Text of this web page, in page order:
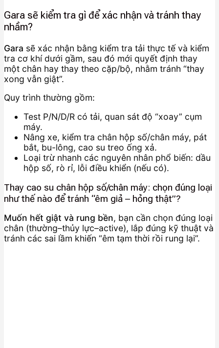
Gara sẽ kiểm tra gì để xác nhận và tránh thay
nhầm?
Gara sẽ xác nhận bằng kiểm tra tải thực tế và kiểm
tra cơ khí dưới gầm, sau đó mới quyết định thay
một chân hay thay theo cặp/bộ, nhằm tránh “thay
xong vẫn giật”.
Quy trình thường gồm:
Test P/N/D/R có tải, quan sát độ “xoay” cụm
máy.
Nâng xe, kiểm tra chân hộp số/chân máy, pát
bắt, bu-lông, cao su treo ống xả.
Loại trừ nhanh các nguyên nhân phổ biến: dầu
hộp số, rò rỉ, lỗi điều khiển (nếu có).
Thay cao su chân hộp số/chân máy: chọn đúng loại
như thế nào để tránh “êm giả – hỏng thật”?
Muốn hết giật và rung bền, bạn cần chọn đúng loại
chân (thường–thủy lực–active), lắp đúng kỹ thuật và
tránh các sai lầm khiến “êm tạm thời rồi rung lại”.